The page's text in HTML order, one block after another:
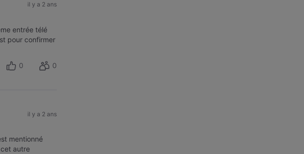
il y a 2 ans
entrée télé
pour confirmer
0 0
il y a 2 ans
mentionné
autre